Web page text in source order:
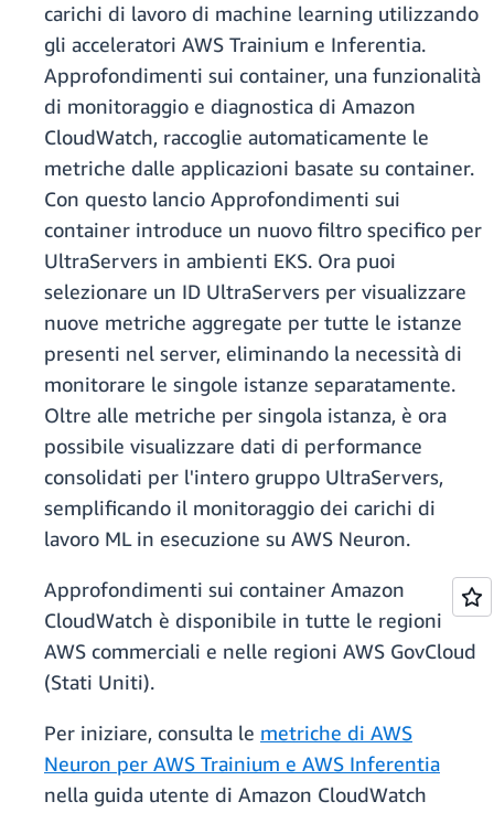
carichi di lavoro di machine learning utilizzando
gli acceleratori AWS Trainium e Inferentia.
Approfondimenti sui container, una funzionalità
di monitoraggio e diagnostica di Amazon
CloudWatch, raccoglie automaticamente le
metriche dalle applicazioni basate su container.
Con questo lancio Approfondimenti sui
container introduce un nuovo filtro specifico per
UltraServers in ambienti EKS. Ora puoi
selezionare un ID UltraServers per visualizzare
nuove metriche aggregate per tutte le istanze
presenti nel server, eliminando la necessità di
monitorare le singole istanze separatamente.
Oltre alle metriche per singola istanza, è ora
possibile visualizzare dati di performance
consolidati per l'intero gruppo UltraServers,
semplificando il monitoraggio dei carichi di
lavoro ML in esecuzione su AWS Neuron.
Approfondimenti sui container Amazon
CloudWatch è disponibile in tutte le regioni
AWS commerciali e nelle regioni AWS GovCloud
(Stati Uniti).
Per iniziare, consulta le metriche di AWS
Neuron per AWS Trainium e AWS Inferentia
nella guida utente di Amazon CloudWatch